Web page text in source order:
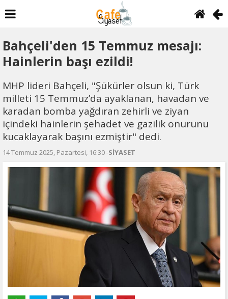
Bahçeli'den 15 Temmuz mesajı:
Hainlerin başı ezildi!
MHP lideri Bahçeli, "Şükürler olsun ki, Türk
milleti 15 Temmuz’da ayaklanan, havadan ve
karadan bomba yağdıran zehirli ve ziyan
içindeki hainlerin şehadet ve gazilik onurunu
kucaklayarak başını ezmiştir" dedi.
14 Temmuz 2025, Pazartesi, 16:30 -SİYASET